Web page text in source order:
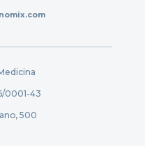
0001-43
500